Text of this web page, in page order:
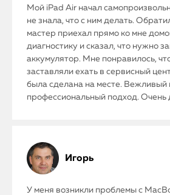
Мой iPad Air начал
не знала, что с ним делать.
мастер приехал прямо ко мне
диагностику и сказал, что нужно
аккумулятор. Мне понравилось,
заставляли ехать в сервисный
была сделана на месте. Вежливый
профессиональный подход. Очень
Игорь
У меня возникли проблемы с